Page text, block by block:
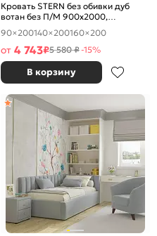
Кровать STERN без обивки дуб
вотан без П/М 900x2000,
изголовье жесткое
90×200140×200160×200
от 4 743₽5 580 ₽-15%
В корзину